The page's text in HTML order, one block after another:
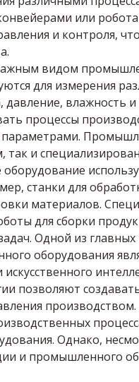
или
и контроля,
видом
для измерения
давление, влажность
процессы
так и
станки для
материалов.
для сборки
Одной из
оборудования
позволяют
Однако,
и промышленного